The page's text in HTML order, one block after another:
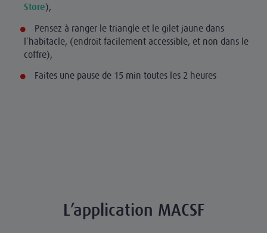
Store),
Pensez à ranger le triangle et le gilet jaune dans
l’habitacle, (endroit facilement accessible, et non dans le
coffre),
Faites une pause de 15 min toutes les 2 heures
L’application MACSF